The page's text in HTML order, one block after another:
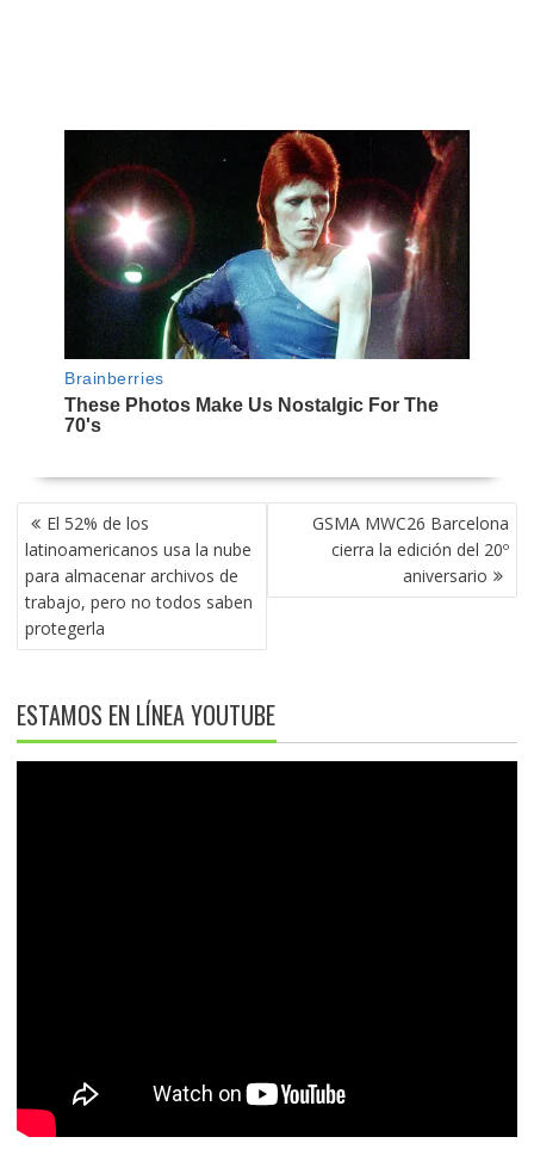
NAVEGACIÓN
DE
ENTRADAS
El 52% de los
latinoamericanos usa la nube
para almacenar archivos de
trabajo, pero no todos saben
protegerla
GSMA MWC26 Barcelona
cierra la edición del 20º
aniversario
ESTAMOS EN LÍNEA YOUTUBE